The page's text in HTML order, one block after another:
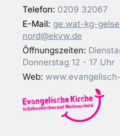
Telefon: 0209 32067
E-Mail: ge.wat-kg-
nord@ekvw.de
Öffnungszeiten:
Donnerstag 12 - 17 Uhr
Web: